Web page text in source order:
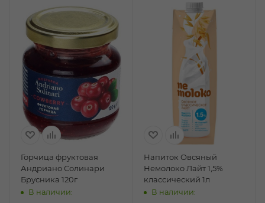
Горчица фруктовая
Андриано Солинари
Брусника 120г
В наличии:
Напиток Овсяный
Немолоко Лайт 1,5%
классический 1л
В наличии: